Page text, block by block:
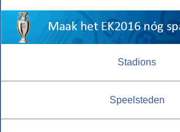
Stadions
Speelsteden